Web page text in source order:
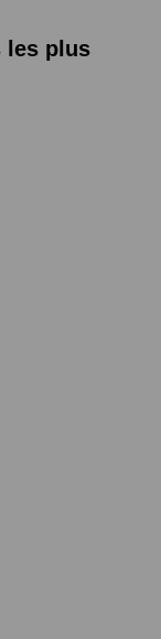
les plus